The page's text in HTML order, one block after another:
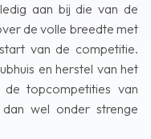
aan bij die van de
de volle breedte met
van de competitie.
en herstel van het
de topcompetities van
wel onder strenge